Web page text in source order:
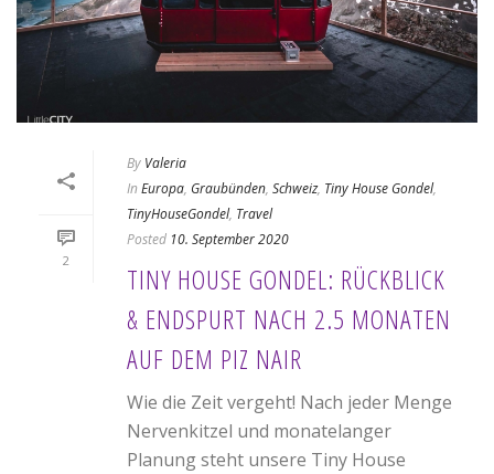
2
By Valeria
In Europa, Graubünden, Schweiz, Tiny House Gondel,
TinyHouseGondel, Travel
Posted 10. September 2020
TINY HOUSE GONDEL: RÜCKBLICK
& ENDSPURT NACH 2.5 MONATEN
AUF DEM PIZ NAIR
Wie die Zeit vergeht! Nach jeder Menge
Nervenkitzel und monatelanger
Planung steht unsere Tiny House